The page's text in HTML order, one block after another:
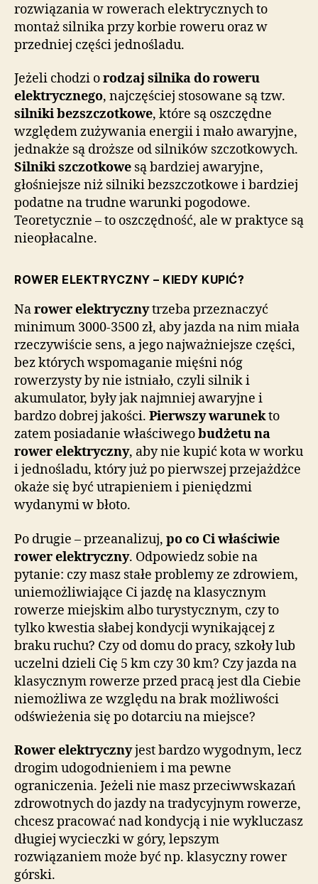
rozwiązania w rowerach elektrycznych to
montaż silnika przy korbie roweru oraz w
przedniej części jednośladu.
Jeżeli chodzi orodzaj silnika do roweru
elektrycznego, najczęściej stosowane są tzw.
silniki bezszczotkowe, które są oszczędne
względem zużywania energii i mało awaryjne,
jednakże są droższe od silników szczotkowych.
Silniki szczotkowe są bardziej awaryjne,
głośniejsze niż silniki bezszczotkowe i bardziej
podatne na trudne warunki pogodowe.
Teoretycznie – to oszczędność, ale w praktyce są
nieopłacalne.
ROWER ELEKTRYCZNY – KIEDY KUPIĆ?
Narower elektrycznytrzeba przeznaczyć
minimum 3000-3500 zł, aby jazda na nim miała
rzeczywiście sens, a jego najważniejsze części,
bez których wspomaganie mięśni nóg
rowerzysty by nie istniało, czyli silnik i
akumulator, były jak najmniej awaryjne i
bardzo dobrej jakości. Pierwszy warunekto
zatem posiadanie właściwegobudżetu na
rower elektryczny, aby nie kupić kota w worku
i jednośladu, który już po pierwszej przejażdżce
okaże się być utrapieniem i pieniędzmi
wydanymi w błoto.
Po drugie – przeanalizuj, po co Ci właściwie
rower elektryczny. Odpowiedz sobie na
pytanie: czy masz stałe problemy ze zdrowiem,
uniemożliwiające Ci jazdę na klasycznym
rowerze miejskim albo turystycznym, czy to
tylko kwestia słabej kondycji wynikającej z
braku ruchu? Czy od domu do pracy, szkoły lub
uczelni dzieli Cię 5 km czy 30 km? Czy jazda na
klasycznym rowerze przed pracą jest dla Ciebie
niemożliwa ze względu na brak możliwości
odświeżenia się po dotarciu na miejsce?
Rower elektrycznyjest bardzo wygodnym, lecz
drogim udogodnieniem i ma pewne
ograniczenia. Jeżeli nie masz przeciwwskazań
zdrowotnych do jazdy na tradycyjnym rowerze,
chcesz pracować nad kondycją i nie wykluczasz
długiej wycieczki w góry, lepszym
rozwiązaniem może być np. klasyczny rower
górski.